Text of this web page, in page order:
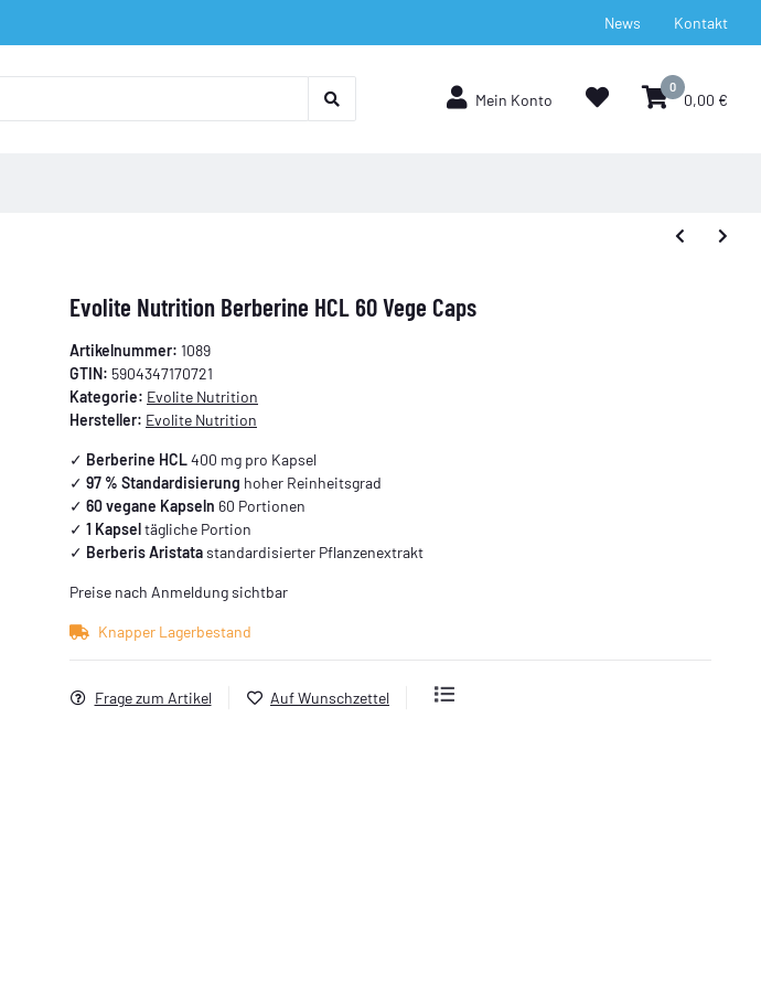
News Kontakt
Mein Konto
0
0,00 €
Evolite Nutrition Berberine HCL 60 Vege Caps
Artikelnummer: 1089
GTIN: 5904347170721
Kategorie: Evolite Nutrition
Hersteller: Evolite Nutrition
✓ Berberine HCL400 mg pro Kapsel
✓ 97 % Standardisierung hoher Reinheitsgrad
✓ 60 vegane Kapseln 60 Portionen
✓ 1 Kapseltägliche Portion
✓ Berberis Aristatastandardisierter Pflanzenextrakt
Preise nach Anmeldung sichtbar
Knapper Lagerbestand
Frage zum Artikel Auf Wunschzettel